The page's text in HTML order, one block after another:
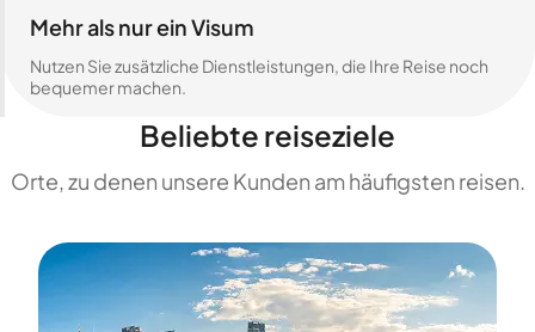
Mehr als nur ein Visum
Nutzen Sie zusätzliche Dienstleistungen, die Ihre Reise noch
bequemer machen.
Beliebte reiseziele
Orte, zu denen unsere Kunden am häufigsten reisen.